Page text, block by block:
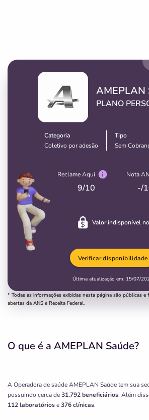
AMEPLAN
PLANO
Categoria
Coletivo por adesão
Tipo
Sem
Valor indisponível
Reclame Aqui
9/10
Nota
-/
Última atualização em: 15/07/
Verificar disponibilidade
* Todas as informações exibidas nesta página são públicas
abertas da ANS e Receita Federal.
O que é a AMEPLAN Saúde?
A Operadora de saúde AMEPLAN Saúde tem sua
possuindo cerca de31.792 beneficiários. Além
112 laboratóriose376 clínicas.